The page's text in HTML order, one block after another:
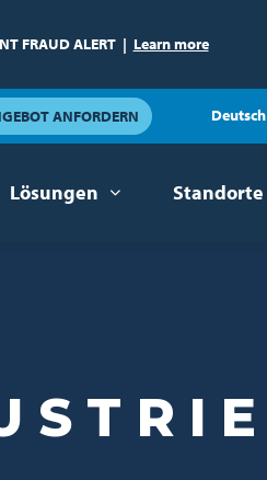
FRAUD ALERT | Learn more
ANFORDERN Deutsch
Lösungen Standorte